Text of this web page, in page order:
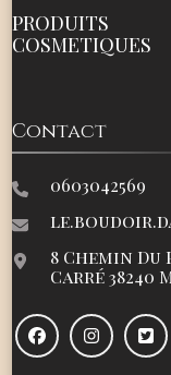
PRODUITS
COSMETIQUES
Contact
0603042569
8 Chemin Du
Carré 38240